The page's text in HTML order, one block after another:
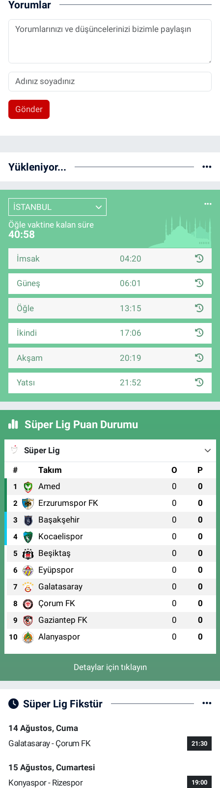
Yorumlar
Gönder
Yükleniyor...
İSTANBUL
Öğle vaktine kalan süre
40:57
İmsak 04:20
Güneş 06:01
Öğle 13:15
İkindi 17:06
Akşam 20:19
Yatsı 21:52
Süper Lig Puan Durumu
Süper Lig
#
Takım O P
1 Amed 0 0
2 Erzurumspor FK 0 0
3 Başakşehir 0 0
4 Kocaelispor 0 0
5 Beşiktaş 0 0
6 Eyüpspor 0 0
7 Galatasaray 0 0
8 Çorum FK 0 0
9 Gaziantep FK 0 0
10 Alanyaspor 0 0
Detaylar için tıklayın
Süper Lig Fikstür
14 Ağustos, Cuma
Galatasaray - Çorum FK
21:30
15 Ağustos, Cumartesi
Konyaspor - Rizespor
19:00